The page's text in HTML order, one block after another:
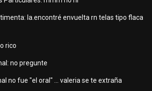
la.encontré envuelta rn telas tipo flaca
rico
no pregunte
no fue "el oral" ... valeria se te extraña